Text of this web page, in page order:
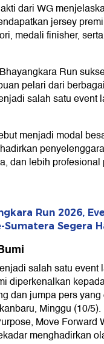
dari WG
jersey
medali finisher,
Run
pelari dari
salah satu event
menjadi modal
dan lebih profesional
Run 2026,
Sumatera Segera
salah satu event
diperkenalkan
dan jumpa pers
Minggu (10/
Move Forward
menghadirkan